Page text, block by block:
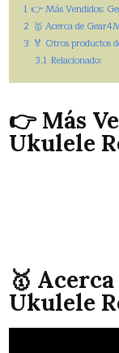
1 👉 Más Vendidos:
2 🥇 Acerca de
3 🏅 Otros productos
3.1 Relacionado:
👉 Más
Ukulele
🥇
Ukulele